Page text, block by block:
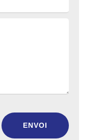
ENVOI